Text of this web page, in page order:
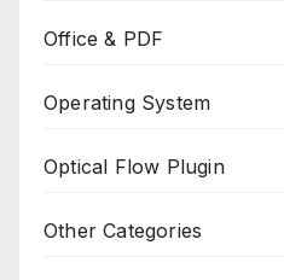
Office & PDF
Operating System
Optical Flow Plugin
Other Categories